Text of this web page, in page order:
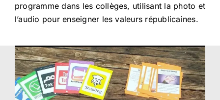
programme dans les collèges, utilisant la photo et
l’audio pour enseigner les valeurs républicaines.